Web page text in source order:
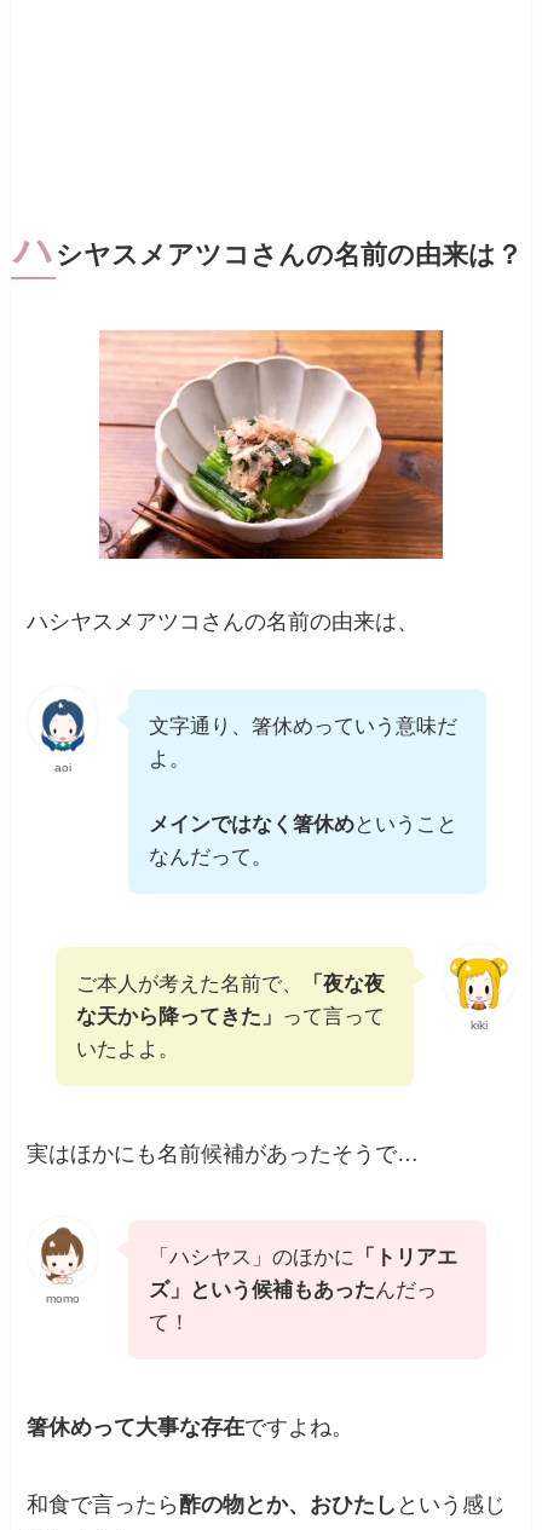
ハ シヤスメアツコさんの名前の由来は？
ハシヤスメアツコさんの名前の由来は、
aoi
文字通り、箸休めっていう意味だ
よ。
メインではなく箸休めということ
なんだって。
kiki
ご本人が考えた名前で、
「夜な夜
な天から降ってきた」 って言って
いたよよ。
実はほかにも名前候補があったそうで…
momo
「ハシヤス」のほかに 「トリアエ
ズ」という候補もあったんだっ
て！
箸休めって大事な存在ですよね。
和食で言ったら 酢の物とか、おひたし という感じ